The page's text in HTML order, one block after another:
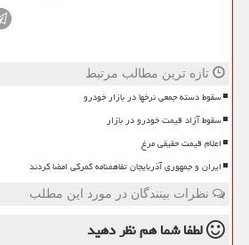
تازه ترین مطالب مرتبط
سقوط دسته جمعی نرخها در بازار خودرو
سقوط آزاد قیمت خودرو در بازار
اعلام قیمت حقیقی مرغ
ایران و جمهوری آذربایجان تفاهمنامه گمرکی امضا کردند
نظرات بینندگان در مورد این مطلب
لطفا شما همنظر دهید